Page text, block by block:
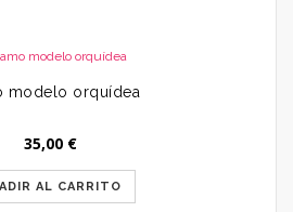
modelo orquídea
35,00 €
AL CARRITO